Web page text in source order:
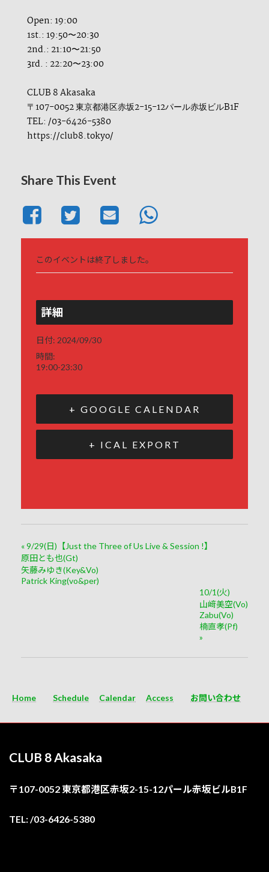
Open: 19:00
1st.: 19:50〜20:30
2nd.: 21:10〜21:50
3rd. : 22:20〜23:00
CLUB 8 Akasaka
〒107-0052 東京都港区赤坂2-15-12パール赤坂ビルB1F
TEL: /03-6426-5380
https://club8.tokyo/
Share This Event
このイベントは終了しました。
詳細
日付: 2024/09/30
時間:
19:00-23:30
+ GOOGLE CALENDAR
+ ICAL EXPORT
«9/29(日)【Just the Three of Us Live & Session !】
原田とも也(Gt)
矢藤みゆき(Key&Vo)
Patrick King(vo&per)
10/1(火)
山﨑美空(Vo)
Zabu(Vo)
楠直孝(Pf)
»
Home Schedule Calendar Access お問い合わせ
CLUB 8 Akasaka
〒107-0052 東京都港区赤坂2-15-12パール赤坂ビルB1F
TEL: /03-6426-5380